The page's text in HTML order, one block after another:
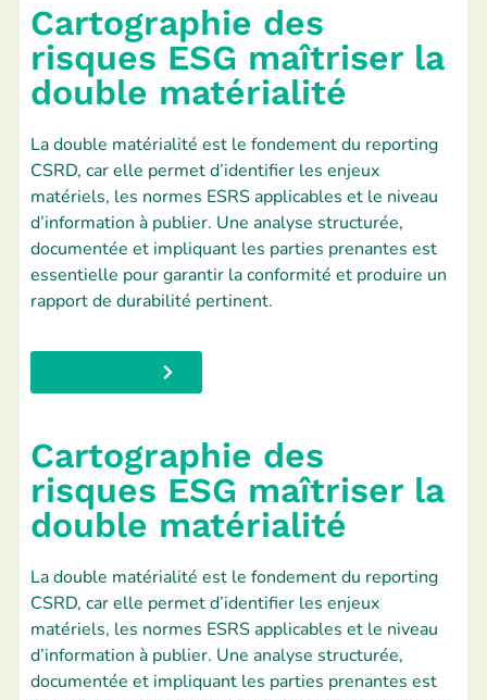
Cartographie des
risques ESG maîtriser la
double matérialité
La double matérialité est le fondement du reporting
CSRD, car elle permet d’identifier les enjeux
matériels, les normes ESRS applicables et le niveau
d’information à publier. Une analyse structurée,
documentée et impliquant les parties prenantes est
essentielle pour garantir la conformité et produire un
rapport de durabilité pertinent.
Cartographie des
risques ESG maîtriser la
double matérialité
La double matérialité est le fondement du reporting
CSRD, car elle permet d’identifier les enjeux
matériels, les normes ESRS applicables et le niveau
d’information à publier. Une analyse structurée,
documentée et impliquant les parties prenantes est